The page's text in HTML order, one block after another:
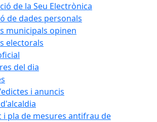
de la Seu Electrònica
de dades personals
municipals opinen
electorals
del dia
i anuncis
i pla de mesures antifrau de